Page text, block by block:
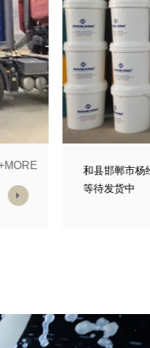
和县泊头市席
发货中